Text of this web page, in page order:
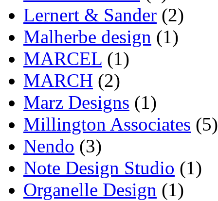
Lernert & Sander (2)
Malherbe design (1)
MARCEL (1)
MARCH (2)
Marz Designs (1)
Millington Associates (5)
Nendo (3)
Note Design Studio (1)
Organelle Design (1)